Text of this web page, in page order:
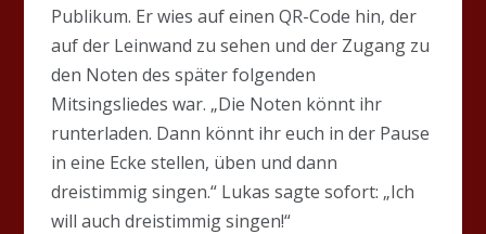
Publikum. Er wies auf einen QR-Code hin, der
auf der Leinwand zu sehen und der Zugang zu
den Noten des später folgenden
Mitsingsliedes war. „Die Noten könnt ihr
runterladen. Dann könnt ihr euch in der Pause
in eine Ecke stellen, üben und dann
dreistimmig singen.“ Lukas sagte sofort: „Ich
will auch dreistimmig singen!“